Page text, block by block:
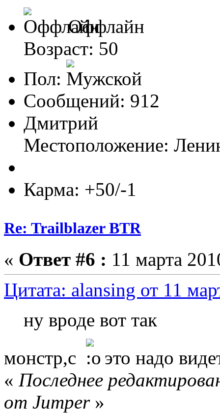
Оффлайн
Возраст: 50
Пол:
Сообщений: 912
Дмитрий
Местоположение:
Карма: +50/-1
Re: Trailblazer BTR
« Ответ #6 : 11 марта
Цитата: alansing от 11
ну вроде вот так
монстр,с
это надо
« Последнее
от Jumper»